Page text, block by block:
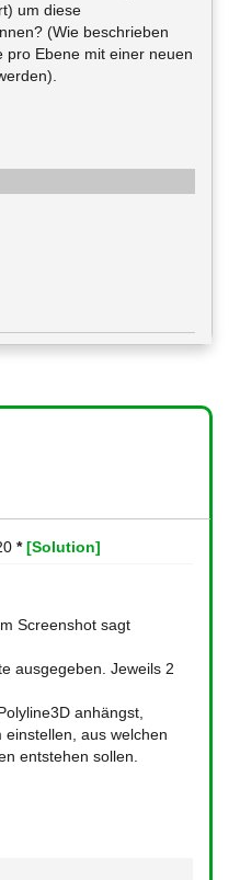
um diese
(Wie beschrieben
pro Ebene mit einer neuen
* [Solution]
Screenshot sagt
ausgegeben. Jeweils 2
anhängst,
einstellen, aus welchen
entstehen sollen.